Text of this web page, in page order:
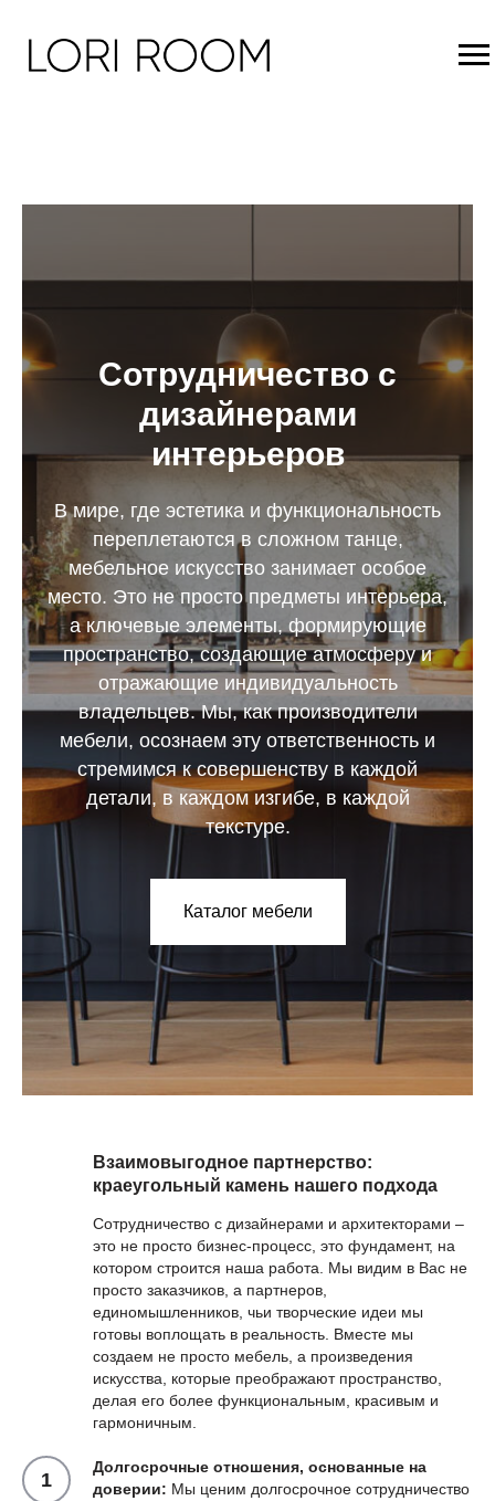
Сотрудничество с
дизайнерами
интерьеров
В мире, где эстетика и функциональность
переплетаются в сложном танце,
мебельное искусство занимает особое
место. Это не просто предметы интерьера,
а ключевые элементы, формирующие
пространство, создающие атмосферу и
отражающие индивидуальность
владельцев. Мы, как производители
мебели, осознаем эту ответственность и
стремимся к совершенству в каждой
детали, в каждом изгибе, в каждой
текстуре.
Каталог мебели
Взаимовыгодное партнерство:
краеугольный камень нашего подхода
Сотрудничество с дизайнерами и архитекторами –
это не просто бизнес-процесс, это фундамент, на
котором строится наша работа. Мы видим в Вас не
просто заказчиков, а партнеров,
единомышленников, чьи творческие идеи мы
готовы воплощать в реальность. Вместе мы
создаем не просто мебель, а произведения
искусства, которые преображают пространство,
делая его более функциональным, красивым и
гармоничным.
Долгосрочные отношения, основанные на
доверии: Мы ценим долгосрочное сотрудничество